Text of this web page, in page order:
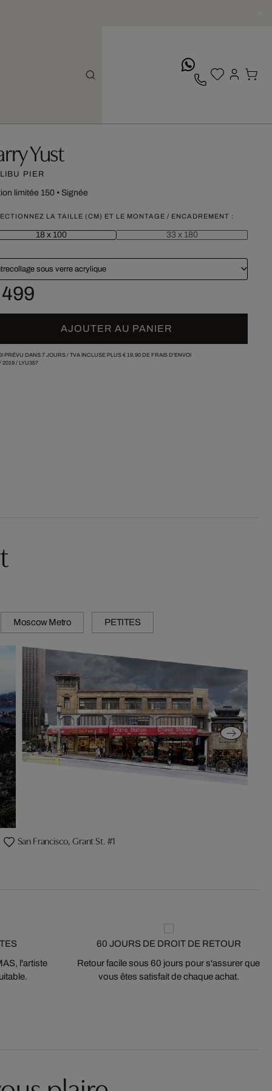
Yust
PIER
limitée 150• Signée
LA TAILLE (CM) ET LE MONTAGE / ENCADREMENT :
18 x 100 33 x 180
sous verre acrylique
AJOUTER AU PANIER
PRÉVU DANS 7 JOURS / TVA INCLUSE PLUS € 19,90DE FRAIS D'ENVOI
2019/ LYU357
Moscow Metro PETITES
San Francisco, Grant St. #1
l'artiste
60 JOURS DE DROIT DE RETOUR
Retour facile sous 60 jours pour s'assurer que
vous êtes satisfait de chaque achat.